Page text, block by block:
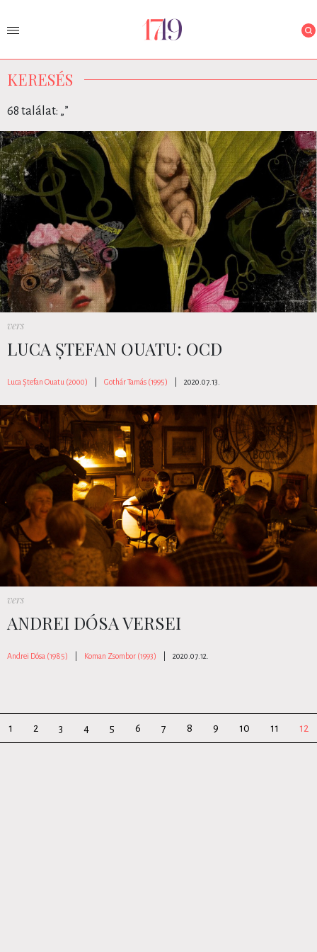
KERESÉS
68 találat: „”
vers
LUCA ȘTEFAN OUATU: OCD
Luca Ștefan Ouatu (2000) Gothár Tamás (1995) 2020.07.13.
vers
ANDREI DÓSA VERSEI
Andrei Dósa (1985) Koman Zsombor (1993) 2020.07.12.
1 2 3 4 5 6 7 8 9 10 11 12